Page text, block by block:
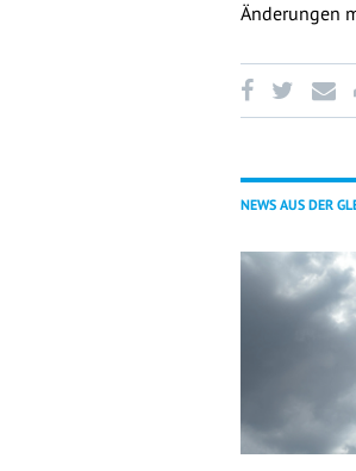
Änderungen
NEWS AUS DER